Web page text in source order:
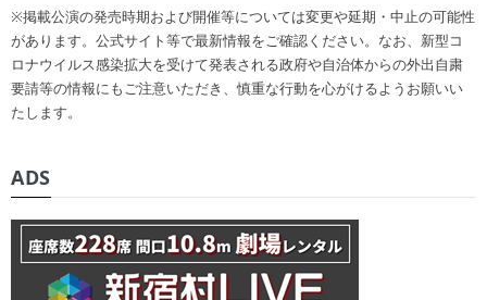
※掲載公演の発売時期および開催等については変更や延期・中止の可能性
があります。公式サイト等で最新情報をご確認ください。なお、新型コ
ロナウイルス感染拡大を受けて発表される政府や自治体からの外出自粛
要請等の情報にもご注意いただき、慎重な行動を心がけるようお願いい
たします。
ADS